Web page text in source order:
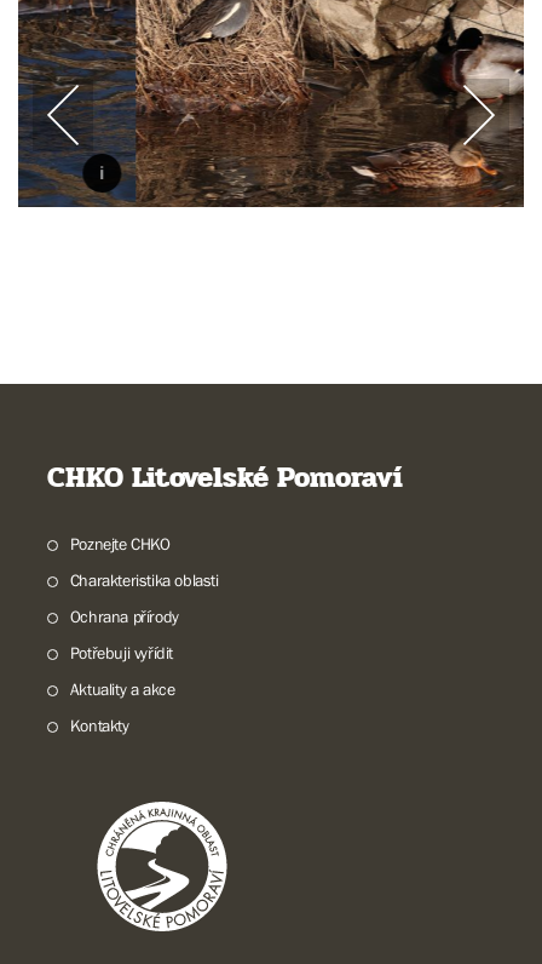
CHKO Litovelské Pomoraví
Poznejte CHKO
Charakteristika oblasti
Ochrana přírody
Potřebuji vyřídit
Aktuality a akce
Kontakty